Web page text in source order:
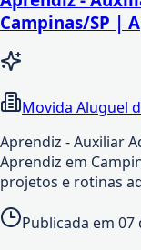
Campinas/SP |
Movida Aluguel
Aprendiz - Auxiliar
Aprendiz em
projetos e rotinas
Publicada em 07